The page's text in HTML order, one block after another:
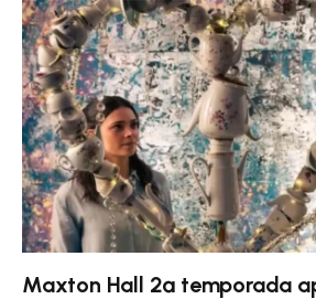
Maxton Hall 2ª temporada